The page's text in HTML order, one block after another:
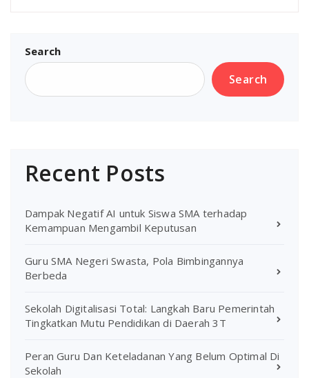
Search
Search
Recent Posts
Dampak Negatif AI untuk Siswa SMA terhadap
Kemampuan Mengambil Keputusan
Guru SMA Negeri Swasta, Pola Bimbingannya
Berbeda
Sekolah Digitalisasi Total: Langkah Baru Pemerintah
Tingkatkan Mutu Pendidikan di Daerah 3T
Peran Guru Dan Keteladanan Yang Belum Optimal Di
Sekolah